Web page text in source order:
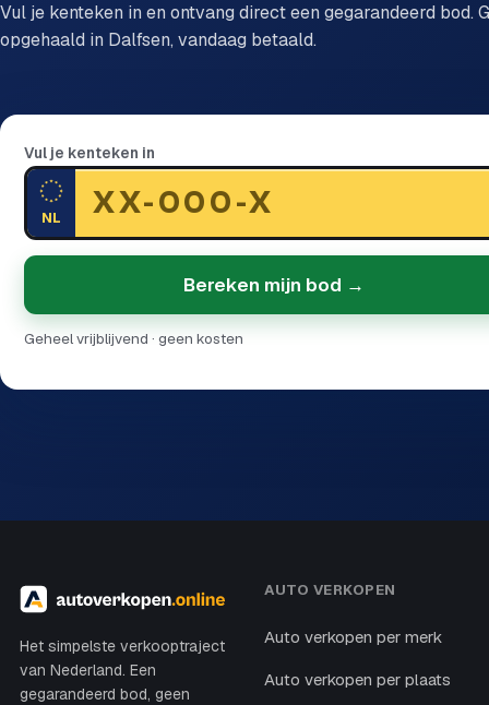
Vul je kenteken in en ontvang direct een gegarandeerd bod.
opgehaald in Dalfsen, vandaag betaald.
Vul je kenteken in
NL
Bereken mijn bod →
Geheel vrijblijvend · geen kosten
Het simpelste verkooptraject
van Nederland. Een
gegarandeerd bod, geen
AUTO VERKOPEN
Auto verkopen per merk
Auto verkopen per plaats